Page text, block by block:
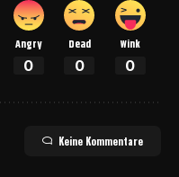
Angry
0
Dead
0
Wink
0
Keine Kommentare